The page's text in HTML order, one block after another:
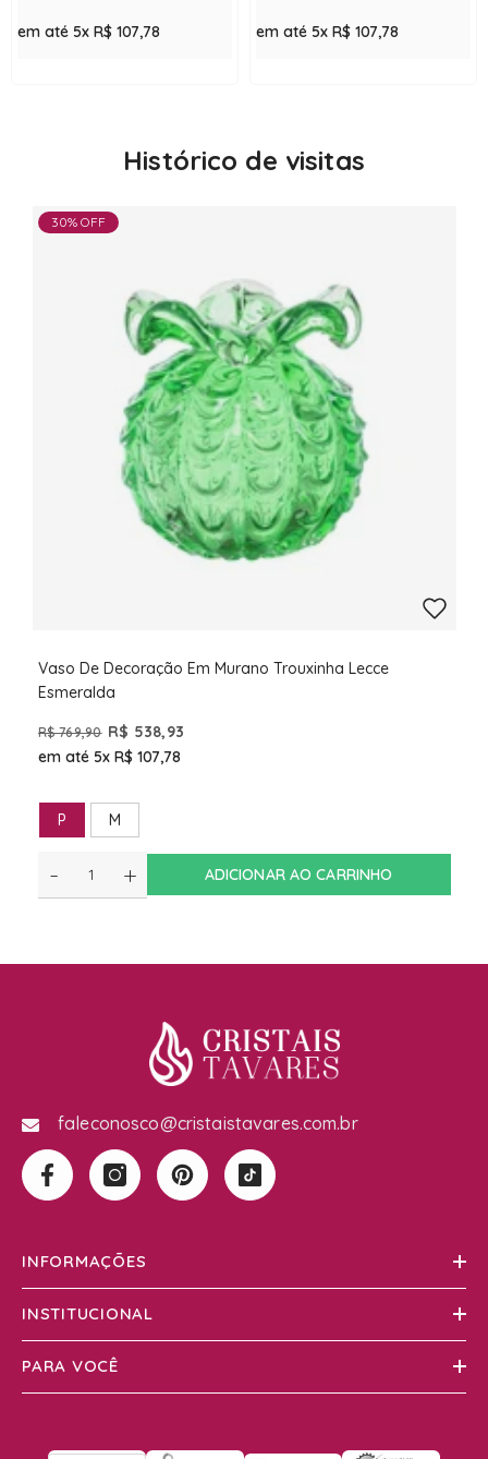
em até 5x R$ 107,78 em até 5x R$ 107,78
Histórico de visitas
30% OFF
Vaso De Decoração Em Murano Trouxinha Lecce
Esmeralda
R$ 769,90 R$ 538,93
em até 5x R$ 107,78
P M
- + ADICIONAR AO CARRINHO
faleconosco@cristaistavares.com.br
INFORMAÇÕES
INSTITUCIONAL
PARA VOCÊ